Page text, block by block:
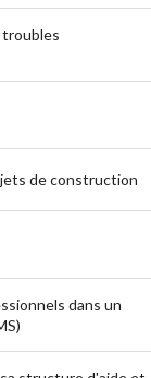
de construction
dans un